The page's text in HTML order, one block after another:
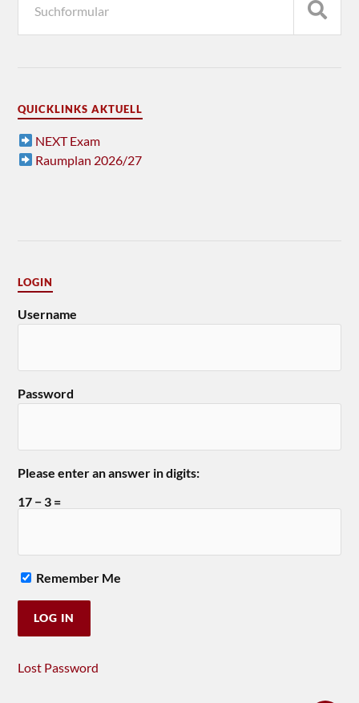
QUICKLINKS AKTUELL
NEXT Exam
Raumplan 2026/27
LOGIN
Username
Password
Please enter an answer in digits:
17 − 3 =
Remember Me
Lost Password